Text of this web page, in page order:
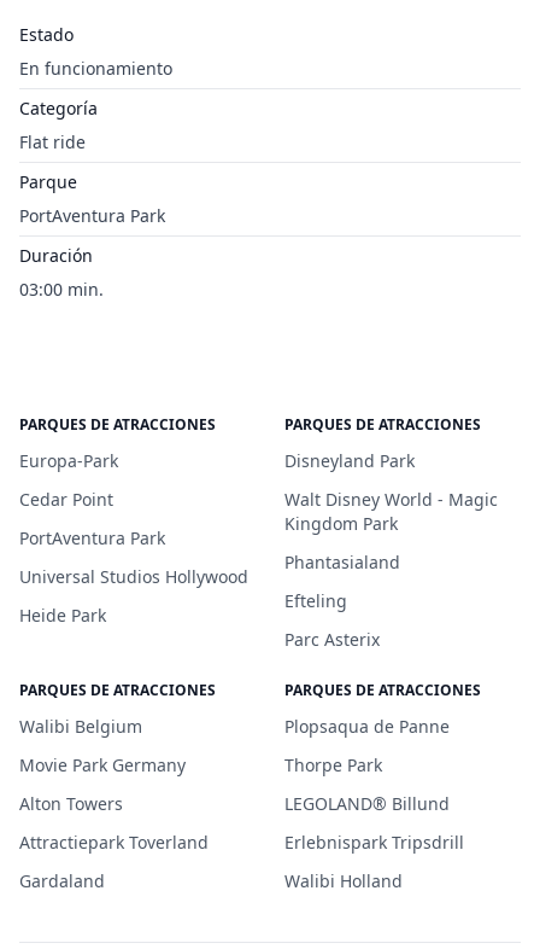
Estado
En funcionamiento
Categoría
Flat ride
Parque
PortAventura Park
Duración
03:00 min.
PARQUES DE ATRACCIONES
Europa-Park
Cedar Point
PortAventura Park
Universal Studios Hollywood
Heide Park
PARQUES DE ATRACCIONES
Disneyland Park
Walt Disney World - Magic
Kingdom Park
Phantasialand
Efteling
Parc Asterix
PARQUES DE ATRACCIONES
Walibi Belgium
Movie Park Germany
Alton Towers
Attractiepark Toverland
Gardaland
PARQUES DE ATRACCIONES
Plopsaqua de Panne
Thorpe Park
LEGOLAND® Billund
Erlebnispark Tripsdrill
Walibi Holland